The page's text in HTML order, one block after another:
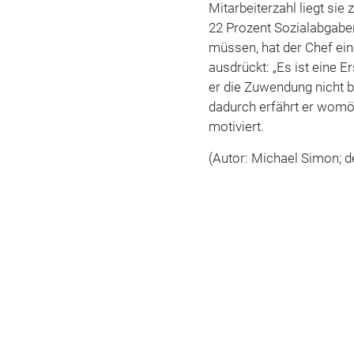
Mitarbeiterzahl liegt sie
22 Prozent
müssen, hat der Chef
ausdrückt: „Es ist eine
er die Zuwendung nicht
dadurch erfährt er
motiviert.
(Autor: Michael Simon;